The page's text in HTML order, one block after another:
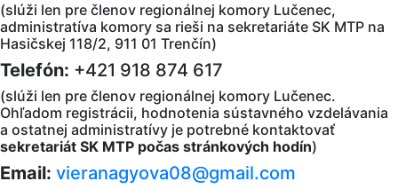
(slúži len pre členov regionálnej komory Lučenec,
administratíva komory sa rieši na sekretariáte SK MTP na
Hasičskej 118/2, 911 01 Trenčín)
Telefón: +421 918 874 617
(slúži len pre členov regionálnej komory Lučenec.
Ohľadom registrácii, hodnotenia sústavného vzdelávania
a ostatnej administratívy je potrebné kontaktovať
sekretariát SK MTP počas stránkových hodín)
Email: vieranagyova08@gmail.com